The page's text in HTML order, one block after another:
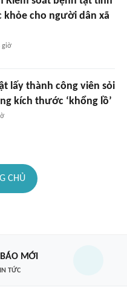
khỏe cho người dân xã
giờ
lấy thành công viên sỏi
kích thước ‘khổng lồ’
CHỦ
MỚI
TỨC